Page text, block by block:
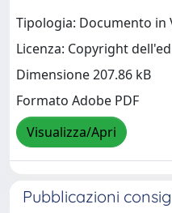
Tipologia: Documento in
Licenza: Copyright
Dimensione 207.86 kB
Formato Adobe PDF
Visualizza/Apri
Pubblicazioni